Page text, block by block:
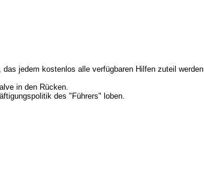
jedem kostenlos alle verfügbaren Hilfen zuteil
in den Rücken.
des "Führers" loben.